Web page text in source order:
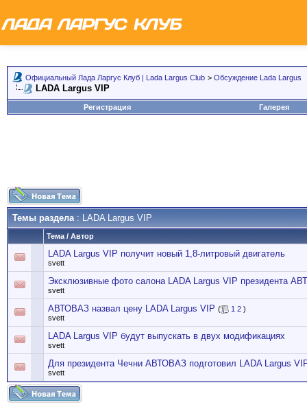
Официальный Лада Ларгус Клуб | Lada Largus Club > Обсуждение Lada Largus
LADA Largus VIP
Регистрация Галерея
Темы раздела: LADA Largus VIP
Тема / Автор
LADA Largus VIP получит новый 1,8-литровый двигатель
svett
Эксклюзивные фото салона LADA Largus VIP президента
svett
АВТОВАЗ назвал цену LADA Largus VIP ( 1 2 )
svett
LADA Largus VIP будут выпускать в двух модификациях
svett
Для президента Чечни АВТОВАЗ подготовил LADA Largus
svett